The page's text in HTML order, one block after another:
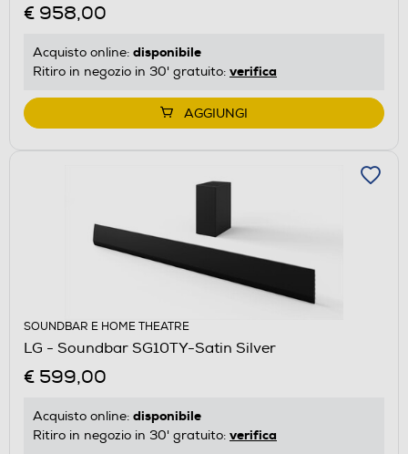
€ 958,00
Acquisto online: disponibile
Ritiro in negozio in 30' gratuito: verifica
AGGIUNGI
SOUNDBAR E HOME THEATRE
LG - Soundbar SG10TY-Satin Silver
€ 599,00
Acquisto online: disponibile
Ritiro in negozio in 30' gratuito: verifica